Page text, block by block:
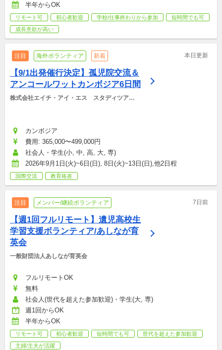
半年からOK
リモート可 初心者歓迎 学校/仕事終わりから参加
短時間でも可
成長意欲が高い
注目 海外ボランティア 新着 本日更新
【9/1出発催行決定】孤児院交流＆
アンコールワットカンボジア6日間
株式会社エイチ・アイ・エス　スタディツアー
カンボジア
費用: 365,000〜499,000円
社会人・学生(小, 中, 高, 大, 専)
2026年9月1日(火)~6日(日), 8日(火)~13日(日),他2日程
国際交流 教育格差
注目 メンバー/継続ボランティア 7日前
【週1回フルリモート】遺児高校生
学習支援ボランティア/あしなが育
英会
一般財団法人あしなが育英会
フルリモートOK
無料
社会人(世代を超えた参加歓迎)・学生(大, 専)
週1回からOK
半年からOK
リモート可 初心者歓迎 短時間でも可
世代を超えた参加歓迎
主婦/主夫が活躍